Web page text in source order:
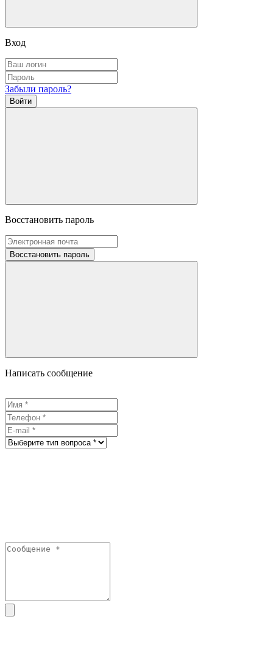
Вход
Забыли пароль?
Войти
Восстановить пароль
Восстановить пароль
Написать сообщение